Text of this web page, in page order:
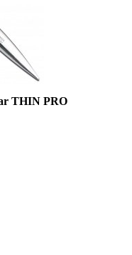
THIN PRO